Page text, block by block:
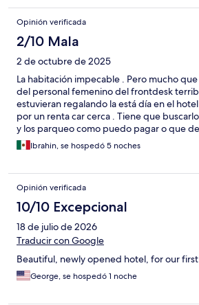
Opinión verificada
2/10 Mala
2 de octubre de 2025
La habitación impecable . Pero mucho
del personal femenino del frontdesk
estuvieran regalando la está día en el
por un renta car cerca . Tiene que
y los parqueo como puedo pagar o que
sabemos y cuando se terminó el jabón de
habitación llamamos para solicitarlo y su
limpiaron la habitación habiéndolo pedido
estuvimos , el hotel con muy buenas áreas
horrible . Falta de respeto con el huésped.
Ibrahin, se hospedó 5 noches
Opinión verificada
10/10 Excepcional
18 de julio de 2026
Traducir con Google
Beautiful, newly opened hotel, for our
George, se hospedó 1 noche